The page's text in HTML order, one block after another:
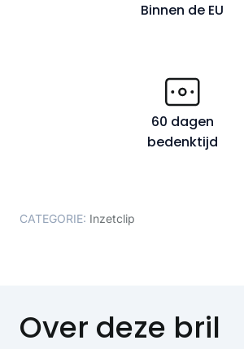
Binnen de EU
60 dagen
bedenktijd
CATEGORIE: Inzetclip
Over deze bril